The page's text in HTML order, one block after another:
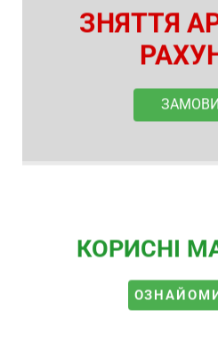
ЗНЯТТЯ
КОРИСНІ